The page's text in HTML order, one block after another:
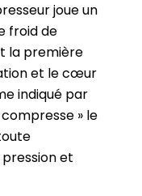
joue un
froid de
la première
et le cœur
indiqué par
» le
et